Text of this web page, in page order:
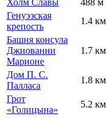
Генуэзская
крепость
1.4 км
Башня консула
Джиованни
Марионе
1.7 км
Дом П. С.
Палласа
1.8 км
Грот
«Голицына»
5.2 км